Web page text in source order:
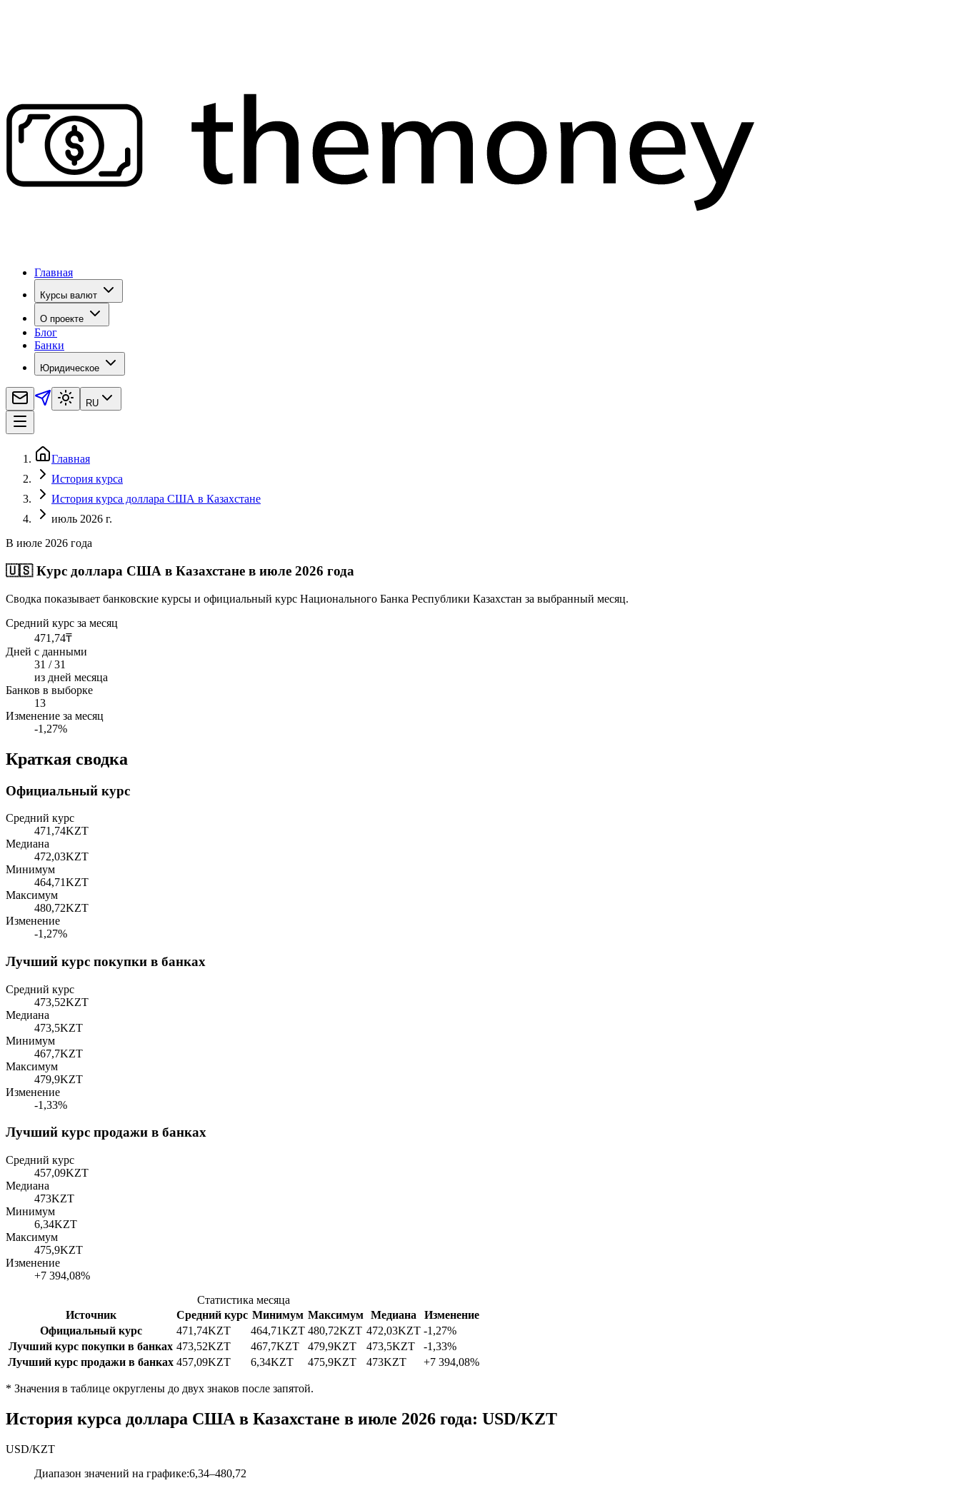
Главная
Курсы валют
О проекте
Блог
Банки
Юридическое
RU
Главная
История курса
История курса доллара США в Казахстане
июль 2026 г.
В июле 2026 года
🇺🇸 Курс доллара США в Казахстане в июле 2026 года
Сводка показывает банковские курсы и официальный курс Национального Банка Республики Казахстан за выбранный месяц.
Средний курс за месяц
471,74₸
Дней с данными
31 / 31
из дней месяца
Банков в выборке
13
Изменение за месяц
-1,27%
Краткая сводка
Официальный курс
Средний курс
471,74KZT
Медиана
472,03KZT
Минимум
464,71KZT
Максимум
480,72KZT
Изменение
-1,27%
Лучший курс покупки в банках
Средний курс
473,52KZT
Медиана
473,5KZT
Минимум
467,7KZT
Максимум
479,9KZT
Изменение
-1,33%
Лучший курс продажи в банках
Средний курс
457,09KZT
Медиана
473KZT
Минимум
6,34KZT
Максимум
475,9KZT
Изменение
+7 394,08%
Статистика месяца
Источник
Средний курс Минимум Максимум Медиана
Изменение
Официальный курс
471,74KZT 464,71KZT 480,72KZT 472,03KZT -1,27%
Лучший курс покупки в банках 473,52KZT 467,7KZT 479,9KZT 473,5KZT
-1,33%
Лучший курс продажи в банках 457,09KZT 6,34KZT 475,9KZT 473KZT +7 394,08%
* Значения в таблице округлены до двух знаков после запятой.
История курса доллара США в Казахстане в июле 2026 года: USD/KZT
USD/KZT
Диапазон значений на графике:6,34–480,72